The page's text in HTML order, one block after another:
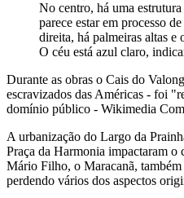
No centro, há uma
parece estar em processo
direita, há palmeiras altas e
O céu está azul claro,
Durante as obras o Cais do
escravizados das Américas - foi
domínio público - Wikimedia
A urbanização do Largo da
Praça da Harmonia impactaram o
Mário Filho, o Maracanã,
perdendo vários dos aspectos